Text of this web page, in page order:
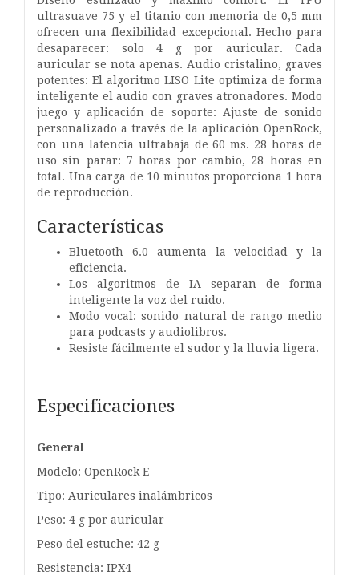
ultrasuave 75 y el titanio con memoria de 0,5 mm
ofrecen una flexibilidad excepcional. Hecho para
desaparecer: solo 4 g por auricular. Cada
auricular se nota apenas. Audio cristalino, graves
potentes: El algoritmo LISO Lite optimiza de forma
inteligente el audio con graves atronadores. Modo
juego y aplicación de soporte: Ajuste de sonido
personalizado a través de la aplicación OpenRock,
con una latencia ultrabaja de 60 ms. 28 horas de
uso sin parar: 7 horas por cambio, 28 horas en
total. Una carga de 10 minutos proporciona 1 hora
de reproducción.
Características
Bluetooth 6.0 aumenta la velocidad y la
eficiencia.
Los algoritmos de IA separan de forma
inteligente la voz del ruido.
Modo vocal: sonido natural de rango medio
para podcasts y audiolibros.
Resiste fácilmente el sudor y la lluvia ligera.
Especificaciones
General
Modelo: OpenRock E
Tipo: Auriculares inalámbricos
Peso: 4 g por auricular
Peso del estuche: 42 g
Resistencia: IPX4